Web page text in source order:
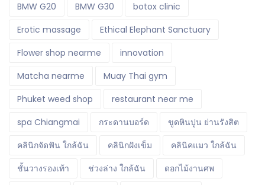
BMW G20
BMW G30
botox clinic
Erotic massage
Ethical Elephant Sanctuary
Flower shop nearme
innovation
Matcha nearme
Muay Thai gym
Phuket weed shop
restaurant near me
spa Chiangmai
กระดานบอร์ด
ขูดหินปูน ย่านรังสิต
คลินิกจัดฟัน ใกล้ฉัน
คลินิกฝังเข็ม
คลินิคแมว ใกล้ฉัน
ชั้นวางรองเท้า
ช่วงล่าง ใกล้ฉัน
ดอกไม้งานศพ